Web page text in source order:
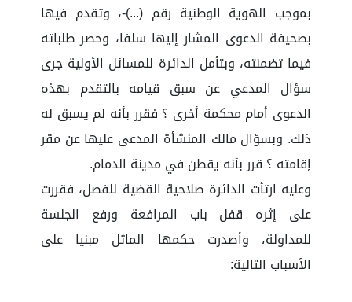
بموجب الهوية الوطنية رقم (...)-، وتقدم فيها
بصحيفة الدعوى المشار إليها سلفا، وحصر طلباته
فيما تضمنته، وبتأمل الدائرة للمسائل الأولية جرى
سؤال المدعي عن سبق قيامه بالتقدم بهذه
الدعوى أمام محكمة أخرى ؟ فقرر بأنه لم يسبق له
ذلك. وبسؤال مالك المنشأة المدعى عليها عن مقر
إقامته ؟ قرر بأنه يقطن في مدينة الدمام.
وعليه ارتأت الدائرة صلاحية القضية للفصل، فقررت
على إثره قفل باب المرافعة ورفع الجلسة
للمداولة، وأصدرت حكمها الماثل مبنيا على
الأسباب التالية: